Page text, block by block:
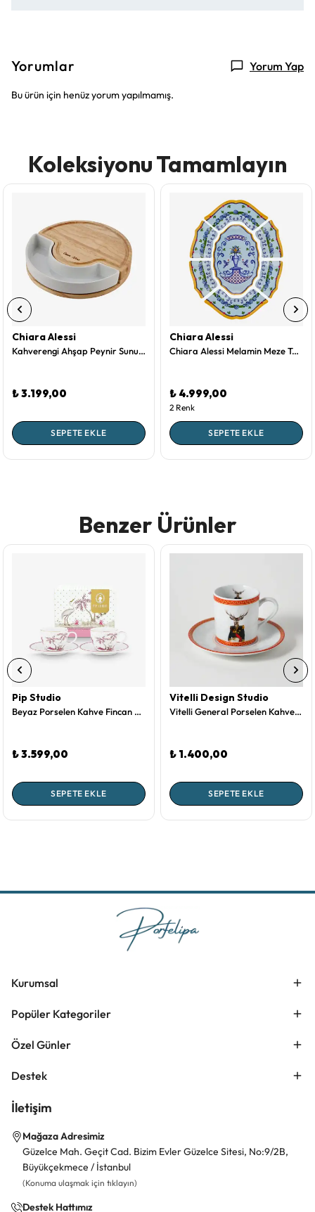
Yorumlar Yorum Yap
Bu ürün için henüz yorum yapılmamış.
Koleksiyonu Tamamlayın
Chiara Alessi
Kahverengi Ahşap Peynir Sunum Tabağı Acacia Elegance Collection by Chiara Alessi
₺ 3.199,00
SEPETE EKLE
Chiara Alessi
Chiara Alessi Melamin Meze Tabağı 7 Parça
₺ 4.999,00
2 Renk
SEPETE EKLE
Benzer Ürünler
Pip Studio
Beyaz Porselen Kahve Fincan Seti 120 Ml Jolie Collection by Pip Studio
₺ 3.599,00
SEPETE EKLE
Vitelli Design Studio
Vitelli General Porselen Kahve Fincanı
₺ 1.400,00
SEPETE EKLE
Kurumsal
Popüler Kategoriler
Özel Günler
Destek
İletişim
Mağaza Adresimiz
Güzelce Mah. Geçit Cad. Bizim Evler Güzelce Sitesi, No:9/2B,
Büyükçekmece / İstanbul
(Konuma ulaşmak için tıklayın)
Destek Hattımız